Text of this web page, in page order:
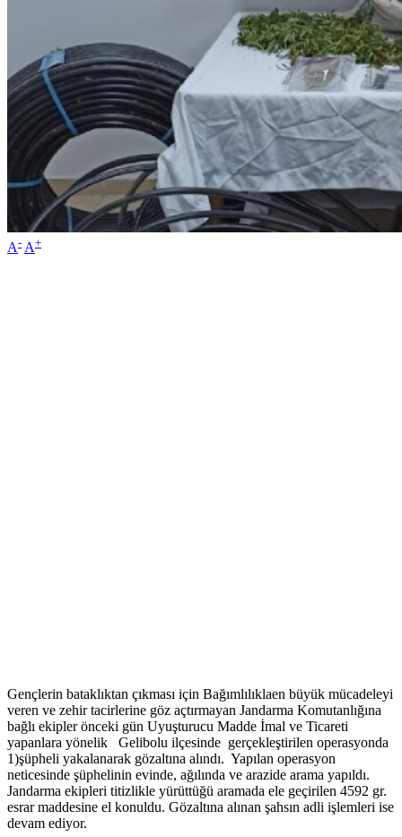
A- A+
Gençlerin bataklıktan çıkması için Bağımlılıklaen büyük mücadeleyi
veren ve zehir tacirlerine göz açtırmayan Jandarma Komutanlığına
bağlı ekipler önceki gün Uyuşturucu Madde İmal ve Ticareti
yapanlara yönelik Gelibolu ilçesinde gerçekleştirilen operasyonda
1)şüpheli yakalanarak gözaltına alındı. Yapılan operasyon
neticesinde şüphelinin evinde, ağılında ve arazide arama yapıldı.
Jandarma ekipleri titizlikle yürüttüğü aramada ele geçirilen 4592 gr.
esrar maddesine el konuldu. Gözaltına alınan şahsın adli işlemleri ise
devam ediyor.